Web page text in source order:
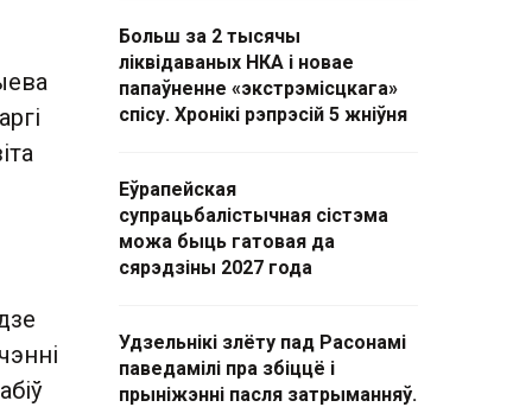
Больш за 2 тысячы
ліквідаваных НКА і новае
папаўненне «экстрэмісцкага»
спісу. Хронікі рэпрэсій 5 жніўня
Еўрапейская
супрацьбалістычная сістэма
можа быць гатовая да
сярэдзіны 2027 года
Удзельнікі злёту пад Расонамі
паведамілі пра збіццё і
прыніжэнні пасля затрыманняў.